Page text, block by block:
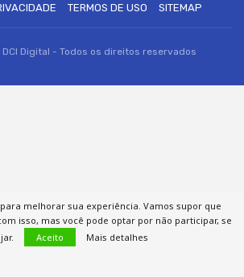
TERMOS DE USO SITEMAP
Digital - Todos os direitos reservados
melhorar sua experiência. Vamos supor que
isso, mas você pode optar por não participar, se
Aceito Mais detalhes